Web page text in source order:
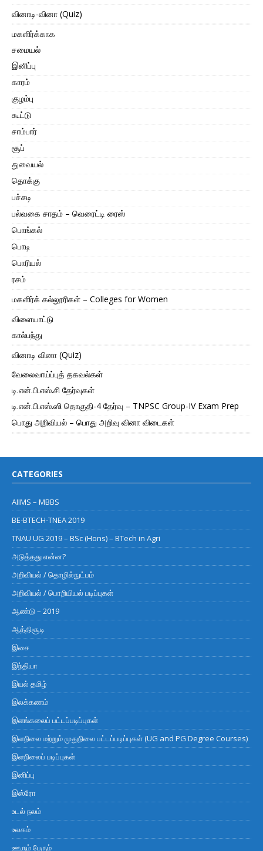
வினாடி-வினா (Quiz)
மகளிர்க்காக
சமையல்
இனிப்பு
காரம்
குழம்பு
கூட்டு
சாம்பார்
சூப்
துவையல்
தொக்கு
பச்சடி
பல்வகை சாதம் – வெரைட்டி ரைஸ்
பொங்கல்
பொடி
பொரியல்
ரசம்
மகளிர்க் கல்லூரிகள் – Colleges for Women
விளையாட்டு
கால்பந்து
வினாடி வினா (Quiz)
வேலைவாய்ப்புத் தகவல்கள்
டி.என்.பி.எஸ்.சி தேர்வுகள்
டி.என்.பி.எஸ்.ஸி தொகுதி-4 தேர்வு – TNPSC Group-IV Exam Prep
பொது அறிவியல் – பொது அறிவு வினா விடைகள்
CATEGORIES
AIIMS – MBBS
BE-BTECH-TNEA 2019
TNAU UG 2019 – BSc (Hons) – BTech in Agri
அடுத்தது என்ன?
அறிவியல் / தொழில்நுட்பம்
அறிவியல் / பொறியியல் படிப்புகள்
ஆண்டு – 2019
ஆத்திசூடி
இசை
இந்தியா
இயல் தமிழ்
இலக்கணம்
இளங்கலைப் பட்டப்படிப்புகள்
இளநிலை மற்றும் முதுநிலை பட்டப்படிப்புகள் (UG and PG Degree Courses)
இளநிலைப் படிப்புகள்
இனிப்பு
இஸ்ரோ
உடல் நலம்
உலகம்
ஊரும் பேரும்